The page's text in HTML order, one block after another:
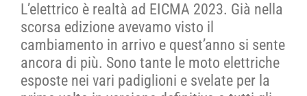
NEWS
PRESS
L’elettrico è realtà ad EICMA 2023. Già nella
scorsa edizione avevamo visto il
cambiamento in arrivo e quest’anno si sente
ancora di più. Sono tante le moto elettriche
esposte nei vari padiglioni e svelate per la